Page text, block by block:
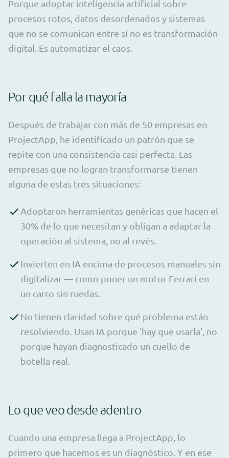
Porque adoptar inteligencia artificial sobre
procesos rotos, datos desordenados y sistemas
que no se comunican entre sí no es transformación
digital. Es automatizar el caos.
Por qué falla la mayoría
Después de trabajar con más de 50 empresas en
ProjectApp, he identificado un patrón que se
repite con una consistencia casi perfecta. Las
empresas que no logran transformarse tienen
alguna de estas tres situaciones:
Adoptaron herramientas genéricas que hacen el
30% de lo que necesitan y obligan a adaptar la
operación al sistema, no al revés.
Invierten en IA encima de procesos manuales sin
digitalizar — como poner un motor Ferrari en
un carro sin ruedas.
No tienen claridad sobre qué problema están
resolviendo. Usan IA porque 'hay que usarla', no
porque hayan diagnosticado un cuello de
botella real.
Lo que veo desde adentro
Cuando una empresa llega a ProjectApp, lo
primero que hacemos es un diagnóstico. Y en ese